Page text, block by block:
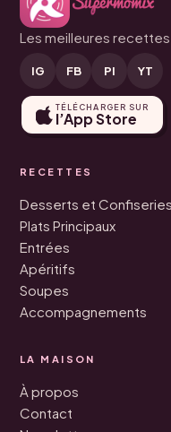
Les meilleures
IG FB PI YT
TÉLÉCHARGER SUR
l’App Store
RECETTES
Desserts et Confiseries
Plats Principaux
Entrées
Apéritifs
Soupes
Accompagnements
LA MAISON
À propos
Contact